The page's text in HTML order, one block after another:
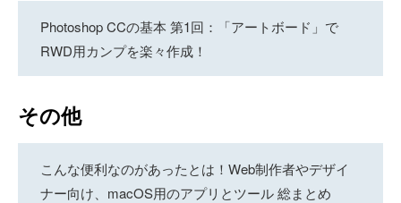
Photoshop CCの基本 第1回：「アートボード」で
RWD用カンプを楽々作成！
その他
こんな便利なのがあったとは！Web制作者やデザイ
ナー向け、macOS用のアプリとツール 総まとめ